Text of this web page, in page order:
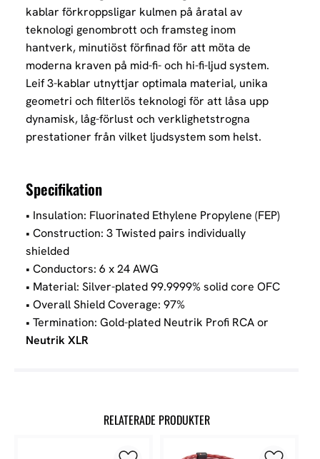
kablar förkroppsligar kulmen på åratal av
teknologi genombrott och framsteg inom
hantverk, minutiöst förfinad för att möta de
moderna kraven på mid-fi- och hi-fi-ljud system.
Leif 3-kablar utnyttjar optimala material, unika
geometri och filterlös teknologi för att låsa upp
dynamisk, låg-förlust och verklighetstrogna
prestationer från vilket ljudsystem som helst.
Specifikation
• Insulation: Fluorinated Ethylene Propylene (FEP)
• Construction: 3 Twisted pairs individually
shielded
• Conductors: 6 x 24 AWG
• Material: Silver-plated 99.9999% solid core OFC
• Overall Shield Coverage: 97%
• Termination: Gold-plated Neutrik Profi RCA or
Neutrik XLR
RELATERADE PRODUKTER